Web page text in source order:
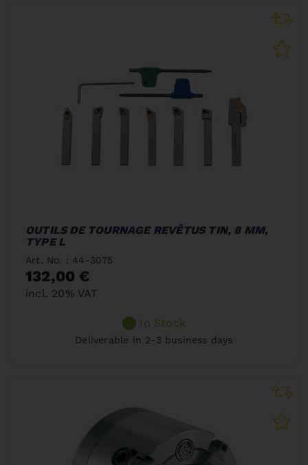
OUTILS DE TOURNAGE REVÊTUS TIN, 8 MM,
TYPE L
Art. No. : 44-3075
132,00 €
incl. 20% VAT
In Stock
Deliverable in 2-3 business days